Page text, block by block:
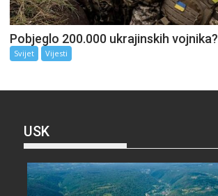
Pobjeglo 200.000 ukrajinskih vojnika?
Svijet Vijesti
USK